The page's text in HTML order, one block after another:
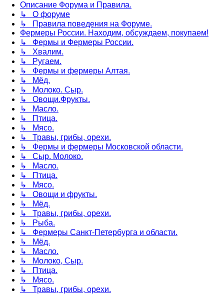
Описание Форума и Правила.
↳ О форуме
↳ Правила поведения на Форуме.
Фермеры России. Находим, обсуждаем, покупаем!
↳ Фермы и Фермеры России.
↳ Хвалим.
↳ Ругаем.
↳ Фермы и фермеры Алтая.
↳ Мёд.
↳ Молоко. Сыр.
↳ Овощи.Фрукты.
↳ Масло.
↳ Птица.
↳ Мясо.
↳ Травы, грибы, орехи.
↳ Фермы и фермеры Московской области.
↳ Сыр. Молоко.
↳ Масло.
↳ Птица.
↳ Мясо.
↳ Овощи и фрукты.
↳ Мёд.
↳ Травы, грибы, орехи.
↳ Рыба.
↳ Фермеры Санкт-Петербурга и области.
↳ Мёд.
↳ Масло.
↳ Молоко, Сыр.
↳ Птица.
↳ Мясо.
↳ Травы, грибы, орехи.